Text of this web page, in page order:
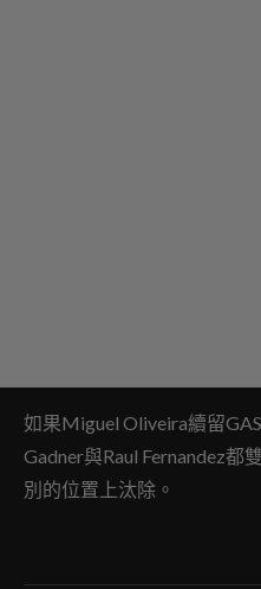
如果Miguel Oliveira續留
Gadner與Raul Fernandez
別的位置上汰除。